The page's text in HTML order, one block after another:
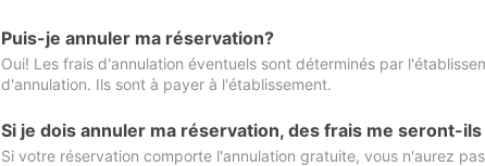
Puis-je annuler ma réservation?
Oui! Les frais d'annulation éventuels sont déterminés par
d'annulation. Ils sont à payer à l'établissement.
Si je dois annuler ma réservation, des frais me seront-
Si votre réservation comporte l'annulation gratuite, vous n'aurez